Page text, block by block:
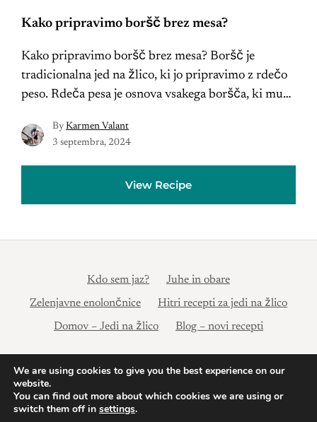
Kako pripravimo boršč brez mesa?
Kako pripravimo boršč brez mesa? Boršč je
tradicionalna jed na žlico, ki jo pripravimo z rdečo
peso. Rdeča pesa je osnova vsakega boršča, ki mu…
By Karmen Valant
3 septembra, 2024
View Recipe
© 2024 Jedi na žlico | Pravilnik o zasebnosti: https://xn--
jedi-na-lico-uyc.si/pravilnik-o-zasebnosti/ Powered by
Kdo sem jaz? Juhe in obare
Zelenjavne enolončnice Hitri recepti za jedi na žlico
Domov – Jedi na žlico Blog – novi recepti
We are using cookies to give you the best experience on our
website.
You can find out more about which cookies we are using or
switch them off in settings.